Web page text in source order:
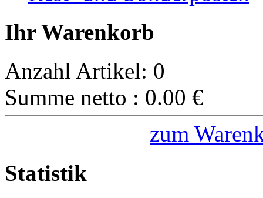
Ihr Warenkorb
Anzahl Artikel: 0
Summe netto : 0.00 €
zum
Statistik